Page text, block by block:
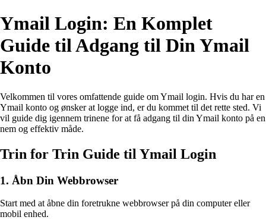
Ymail Login: En Komplet
Guide til Adgang til Din Ymail
Konto
Velkommen til vores omfattende guide om Ymail login. Hvis du har en
Ymail konto og ønsker at logge ind, er du kommet til det rette sted. Vi
vil guide dig igennem trinene for at få adgang til din Ymail konto på en
nem og effektiv måde.
Trin for Trin Guide til Ymail Login
1. Åbn Din Webbrowser
Start med at åbne din foretrukne webbrowser på din computer eller
mobil enhed.